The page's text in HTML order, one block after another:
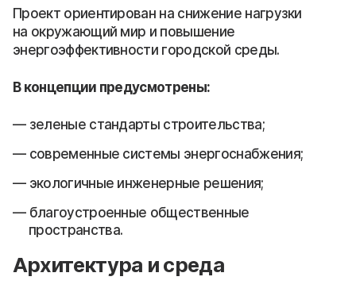
Проект ориентирован на снижение нагрузки
на окружающий мир и повышение
энергоэффективности городской среды.
В концепции предусмотрены:
зеленые стандарты строительства;
современные системы энергоснабжения;
экологичные инженерные решения;
благоустроенные общественные
пространства.
Архитектура и среда